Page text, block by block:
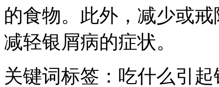
的食物。此外，减少或
减轻银屑病的症状。
关键词标签：吃什么引